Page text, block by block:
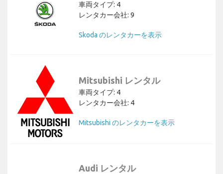
車両タイプ: 4
レンタカー会社: 9
Skoda のレンタカーを表示
Mitsubishi レンタル
車両タイプ: 4
レンタカー会社: 4
Mitsubishi のレンタカーを表示
Audi レンタル